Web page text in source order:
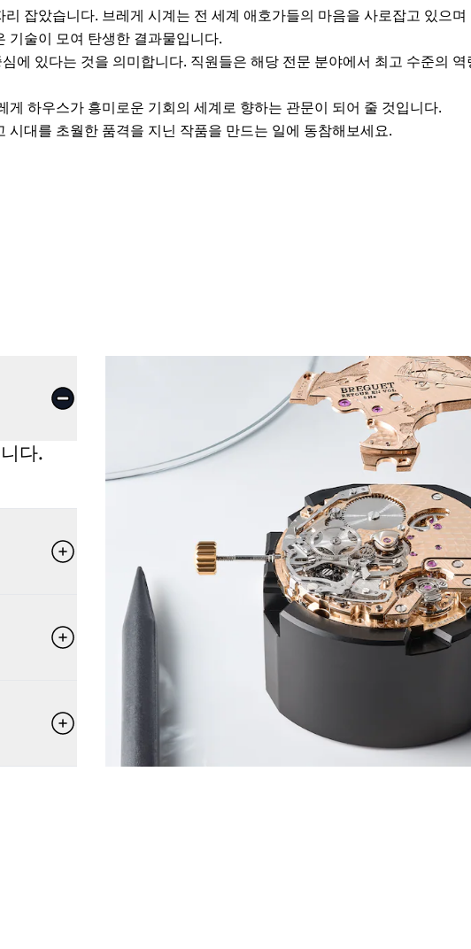
잡았습니다. 브레게 시계는 전 세계 애호가들의 마음을 사로잡고 있으
기술이 모여 탄생한 결과물입니다.
에 있다는 것을 의미합니다. 직원들은 해당 전문 분야에서 최고 수준의
하우스가 흥미로운 기회의 세계로 향하는 관문이 되어 줄 것입니다.
대를 초월한 품격을 지닌 작품을 만드는 일에 동참해보세요.
다.